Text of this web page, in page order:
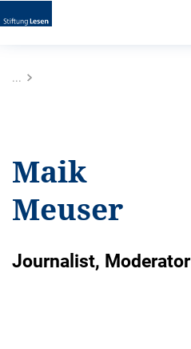
...
Maik
Meuser
Journalist, Moderator